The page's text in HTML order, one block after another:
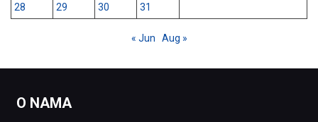
28
29 30 31
« Jun Aug »
O NAMA